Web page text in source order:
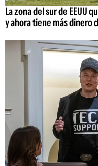
La zona del sur de EEUU
y ahora tiene más dinero